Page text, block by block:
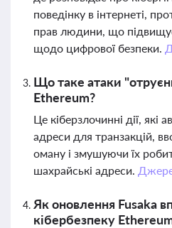
поведінку в інтернеті,
прав людини, що підвищує
щодо цифрової безпеки.
Що таке атаки
Ethereum?
Це кіберзлочинні дії, які
адреси для транзакцій,
оману і змушуючи їх
шахрайські адреси.
Як оновлення Fusaka
кібербезпеку